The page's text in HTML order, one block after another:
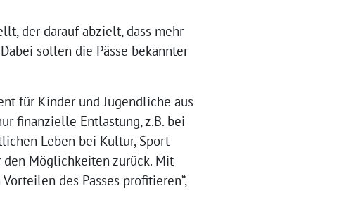
der darauf abzielt, dass mehr
sollen die Pässe bekannter
für Kinder und Jugendliche aus
finanzielle Entlastung, z.B. bei
Leben bei Kultur, Sport
Möglichkeiten zurück. Mit
des Passes profitieren“,